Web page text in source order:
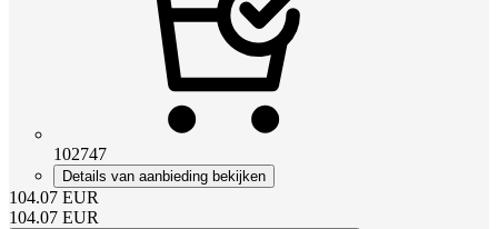
102747
Details van aanbieding bekijken
104.07 EUR
104.07 EUR